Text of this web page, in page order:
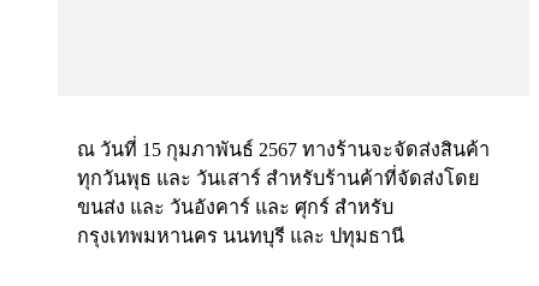
ณ วันที่ 15 กุมภาพันธ์ 2567 ทางร้านจะจัดส่งสินค้า
ทุกวันพุธ และ วันเสาร์ สำหรับร้านค้าที่จัดส่งโดย
ขนส่ง และ วันอังคาร์ และ ศุกร์ สำหรับ
กรุงเทพมหานคร นนทบุรี และ ปทุมธานี